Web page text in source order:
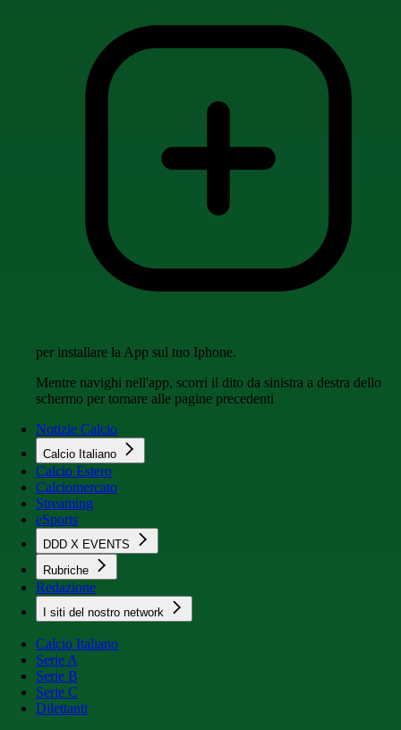
per installare la App sul tuo Iphone.
Mentre navighi nell'app, scorri il dito da sinistra a destra dello
schermo per tornare alle pagine precedenti
Notizie Calcio
Calcio Italiano
Calcio Estero
Calciomercato
Streaming
eSports
DDD X EVENTS
Rubriche
Redazione
I siti del nostro network
Calcio Italiano
Serie A
Serie B
Serie C
Dilettanti